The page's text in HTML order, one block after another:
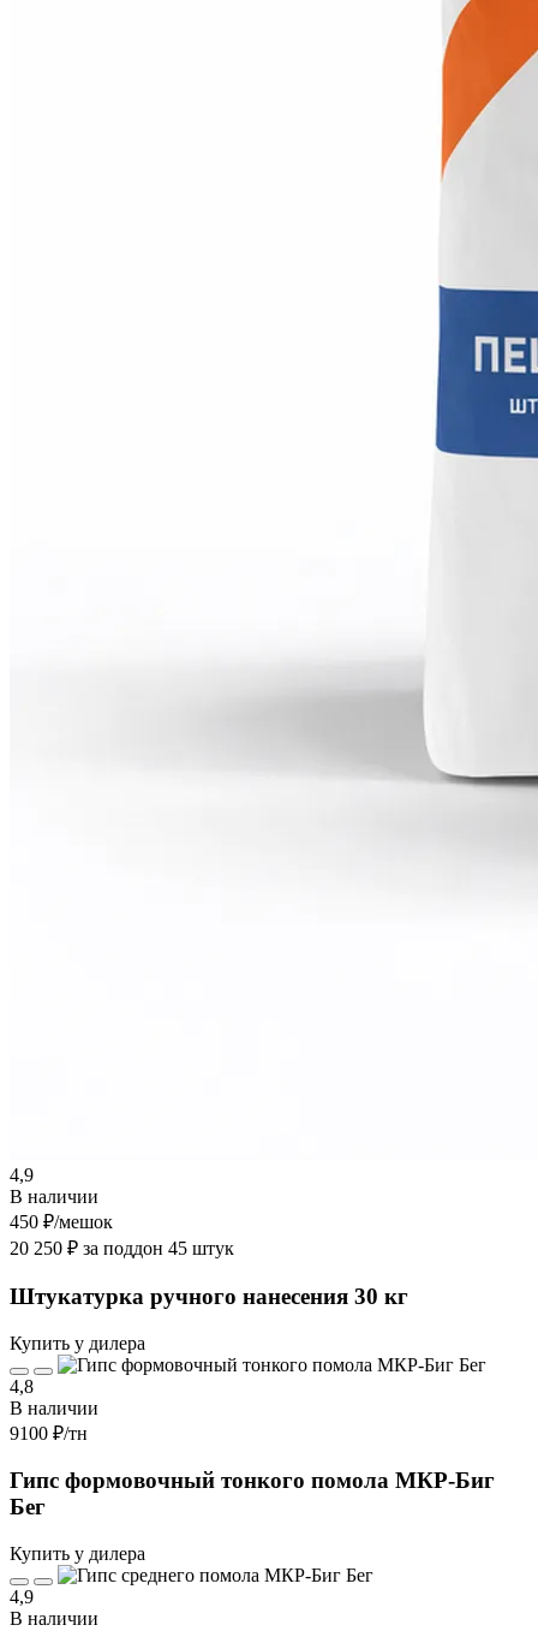
4,9
В наличии
450 ₽/мешок
20 250 ₽ за поддон 45 штук
Штукатурка ручного нанесения 30 кг
Купить у дилера
4,8
В наличии
9100 ₽/тн
Гипс формовочный тонкого помола МКР-Биг
Бег
Купить у дилера
4,9
В наличии